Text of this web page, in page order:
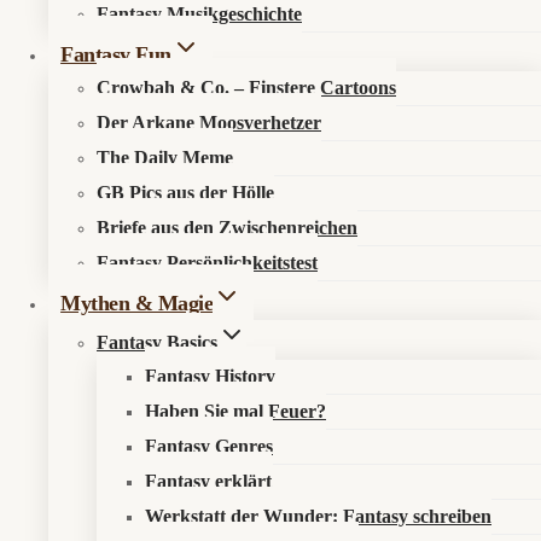
Fantasy Musikgeschichte
Fantasy Fun
Crowbah & Co. – Finstere Cartoons
Der Arkane Moosverhetzer
The Daily Meme
GB Pics aus der Hölle
Briefe aus den Zwischenreichen
Fantasy Persönlichkeitstest
Mythen & Magie
Fantasy Basics
Fantasy History
Haben Sie mal Feuer?
Fantasy Genres
Fantasy erklärt
Werkstatt der Wunder: Fantasy schreiben
Search in content
Mortem – Mørketid (Review)
Mortem – Mørketid
ist ein starkes, konzentriertes Black-Metal-Album aus
norwegischer Altlast mit erstaunlich frischer Bisskraft.Mortem